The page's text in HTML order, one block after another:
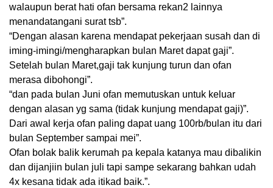
walaupun berat hati ofan bersama rekan2 lainnya
menandatangani surat tsb”.
“Dengan alasan karena mendapat pekerjaan susah dan di
iming-imingi/mengharapkan bulan Maret dapat gaji”.
Setelah bulan Maret,gaji tak kunjung turun dan ofan
merasa dibohongi”.
“dan pada bulan Juni ofan memutuskan untuk keluar
dengan alasan yg sama (tidak kunjung mendapat gaji)”.
Dari awal kerja ofan paling dapat uang 100rb/bulan itu dari
bulan September sampai mei”.
Ofan bolak balik kerumah pa kepala katanya mau dibalikin
dan dijanjiin bulan juli tapi sampe sekarang bahkan udah
4x kesana tidak ada itikad baik.”.